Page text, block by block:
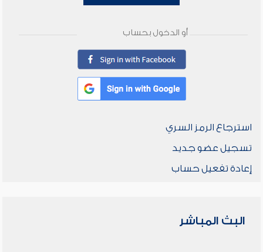
أو الدخول بحساب
استرجاع الرمز السري
تسجيل عضو جديد
إعادة تفعيل حساب
البث المباشر